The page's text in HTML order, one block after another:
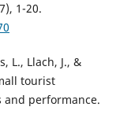
1-20.
L., Llach, J., &
tourist
and performance.